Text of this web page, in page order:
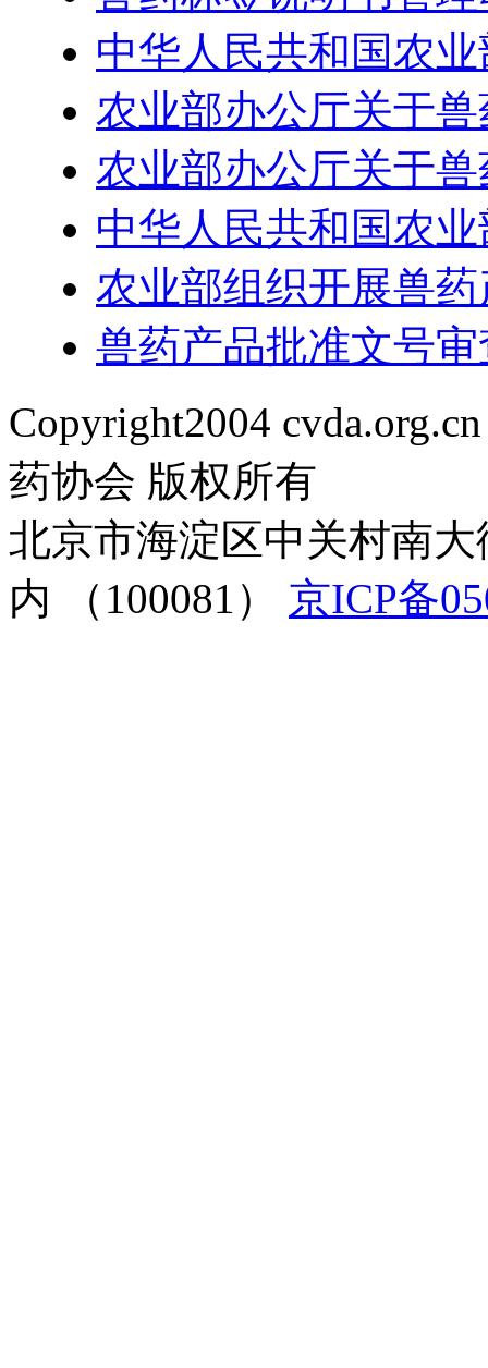
中华人民共和国农
农业部办公厅关于
农业部办公厅关于
中华人民共和国农
农业部组织开展兽
兽药产品批准文号
Copyright2004
药协会 版权所有
北京市海淀区中关村南
内 （100081） 京ICP备